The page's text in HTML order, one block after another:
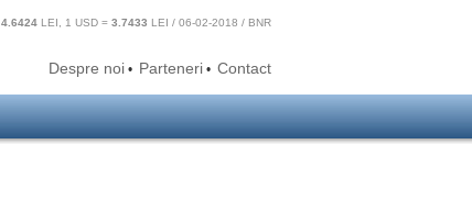
4.6424 LEI, 1 USD = 3.7433 LEI / 06-02-2018 / BNR
Despre noi • Parteneri • Contact